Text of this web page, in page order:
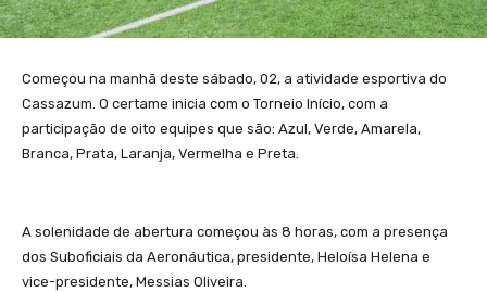
Começou na manhã deste sábado, 02, a atividade esportiva do
Cassazum. O certame inicia com o Torneio Início, com a
participação de oito equipes que são: Azul, Verde, Amarela,
Branca, Prata, Laranja, Vermelha e Preta.
A solenidade de abertura começou às 8 horas, com a presença
dos Suboficiais da Aeronáutica, presidente, Heloísa Helena e
vice-presidente, Messias Oliveira.